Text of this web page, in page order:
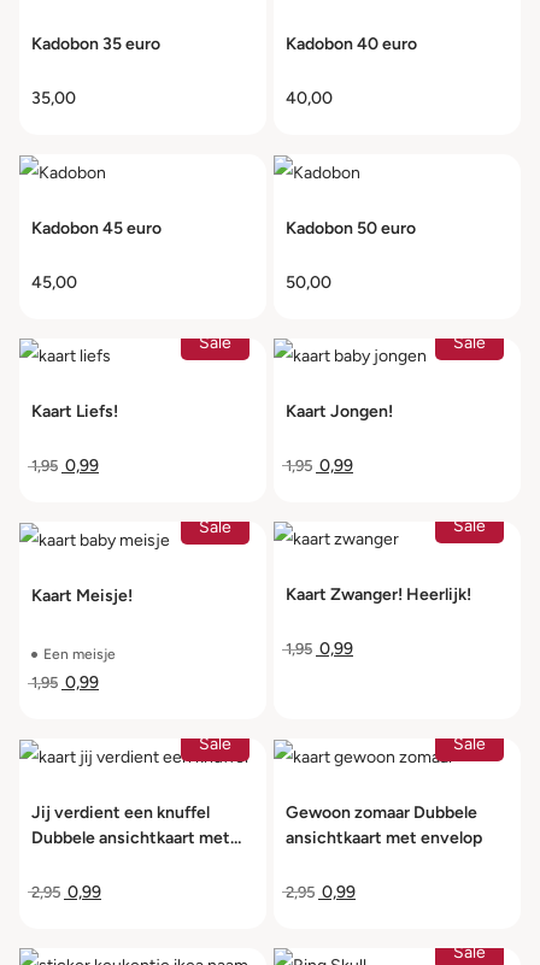
Kadobon 35 euro
35,00
Kadobon 40 euro
40,00
Kadobon 45 euro
45,00
Kadobon 50 euro
50,00
Sale
Kaart Liefs!
1,95 0,99
Sale
Kaart Jongen!
1,95 0,99
Sale
Kaart Meisje!
Een meisje
1,95 0,99
Sale
Kaart Zwanger! Heerlijk!
1,95 0,99
Sale
Jij verdient een knuffel
Dubbele ansichtkaart met
2,95 0,99
Sale
Gewoon zomaar Dubbele
ansichtkaart met envelop
2,95 0,99
Sale